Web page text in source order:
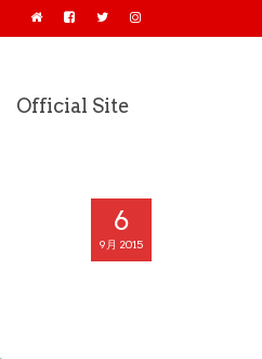
Official Site
6
9月 2015